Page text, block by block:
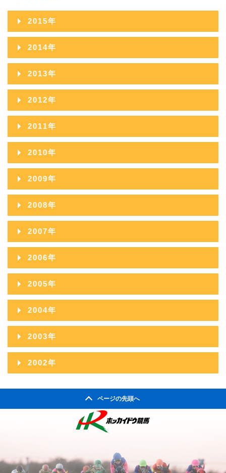
2015年
2015年12月
2015年11月
2015年10月
2015年09月
2015年08月
2015年07月
2015年06月
2015年05月
2015年03月
2015年02月
2015年01月
2014年
2014年12月
2014年11月
2014年10月
2014年09月
2014年08月
2014年07月
2014年06月
2014年05月
2014年03月
2014年02月
2014年01月
2013年
2013年12月
2013年11月
2013年10月
2013年09月
2013年08月
2013年07月
2013年06月
2013年05月
2013年03月
2013年02月
2013年01月
2012年
2012年12月
2012年11月
2012年10月
2012年09月
2012年08月
2012年07月
2012年06月
2012年05月
2012年03月
2012年02月
2012年01月
2011年
2011年12月
2011年11月
2011年10月
2011年09月
2011年08月
2011年07月
2011年06月
2011年05月
2011年03月
2011年02月
2010年
2010年12月
2010年11月
2010年10月
2010年09月
2010年08月
2010年07月
2010年06月
2010年05月
2010年03月
2010年01月
2009年
2009年12月
2009年11月
2009年10月
2009年09月
2009年08月
2009年07月
2009年06月
2009年05月
2009年03月
2008年
2008年12月
2008年11月
2008年10月
2008年09月
2008年08月
2008年07月
2008年06月
2008年05月
2008年01月
2007年
2007年12月
2007年11月
2007年10月
2007年09月
2007年08月
2007年07月
2007年02月
2006年
2006年12月
2006年11月
2006年10月
2006年09月
2006年08月
2006年03月
2005年
2005年12月
2005年11月
2005年10月
2005年09月
2005年08月
2005年07月
2004年
2004年12月
2004年11月
2004年10月
2004年06月
2003年
2003年12月
2003年07月
2002年
ページの先頭へ